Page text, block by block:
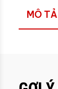
MÔ TẢ